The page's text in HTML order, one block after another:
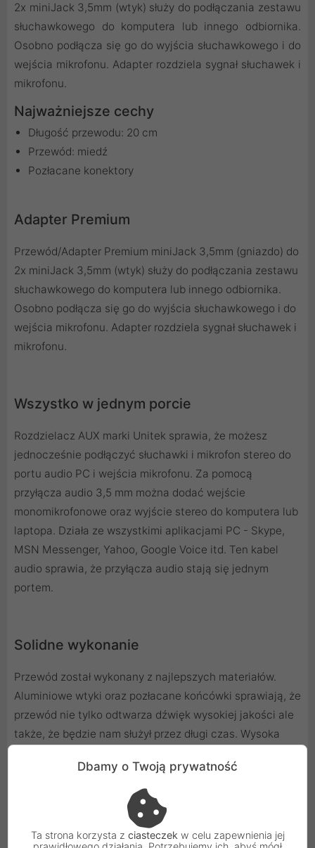
2x miniJack 3,5mm (wtyk) służy do podłączania zestawu
słuchawkowego do komputera lub innego odbiornika.
Osobno podłącza się go do wyjścia słuchawkowego i do
wejścia mikrofonu. Adapter rozdziela sygnał słuchawek i
mikrofonu.
Najważniejsze cechy
Długość przewodu: 20 cm
Przewód: miedź
Pozłacane konektory
Adapter Premium
Przewód/Adapter Premium miniJack 3,5mm (gniazdo) do
2x miniJack 3,5mm (wtyk) służy do podłączania zestawu
słuchawkowego do komputera lub innego odbiornika.
Osobno podłącza się go do wyjścia słuchawkowego i do
wejścia mikrofonu. Adapter rozdziela sygnał słuchawek i
mikrofonu.
Wszystko w jednym porcie
Rozdzielacz AUX marki Unitek sprawia, że możesz
jednocześnie podłączyć słuchawki i mikrofon stereo do
portu audio PC i wejścia mikrofonu. Za pomocą
przyłącza audio 3,5 mm można dodać wejście
monomikrofonowe oraz wyjście stereo do komputera lub
laptopa. Działa ze wszystkimi aplikacjami PC - Skype,
MSN Messenger, Yahoo, Google Voice itd. Ten kabel
audio sprawia, że przyłącza audio stają się jednym
portem.
Solidne wykonanie
Przewód został wykonany z najlepszych materiałów.
Aluminiowe wtyki oraz pozłacane końcówki sprawiają, że
przewód nie tylko odtwarza dźwięk wysokiej jakości ale
także, że będzie nam służył przez długi czas. Wysoka
rozdzielających Y kabel AUX + miedziany drut o wysokiej
czystości - dla doskonałej jakości dźwięku. Solidna
konstrukcja z wytrzymałymi, przykręcanymi złączami:
zielony do zestawu słuchawkowego, czerwony do portu
Dbamy o Twoją prywatność
Ta strona korzysta z ciasteczek w celu zapewnienia jej